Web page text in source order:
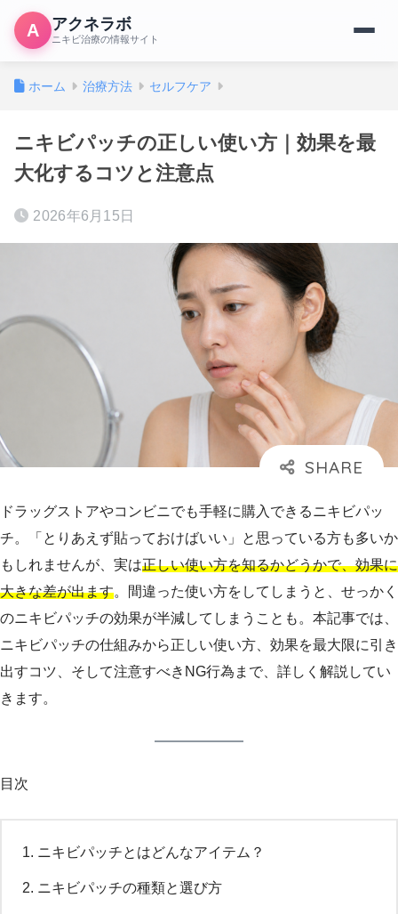
A アクネラボ
ニキビ治療の情報サイト
ホーム 治療方法 セルフケア
ニキビパッチの正しい使い方｜効果を最
大化するコツと注意点
2026年6月15日
ドラッグストアやコンビニでも手軽に購入できるニキビパッ
チ。「とりあえず貼っておけばいい」と思っている方も多いか
もしれませんが、実は正しい使い方を知るかどうかで、効果に
大きな差が出ます。間違った使い方をしてしまうと、せっかく
のニキビパッチの効果が半減してしまうことも。本記事では、
ニキビパッチの仕組みから正しい使い方、効果を最大限に引き
出すコツ、そして注意すべきNG行為まで、詳しく解説してい
きます。
目次
ニキビパッチとはどんなアイテム？
ニキビパッチの種類と選び方